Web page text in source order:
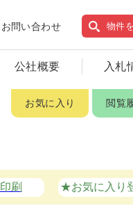
お問い合わせ 物件
公社概要 入札
お気に入り 閲覧
印刷 ★お気に入り